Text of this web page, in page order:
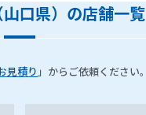
口県）の店舗一覧
見積り 」からご依頼ください。